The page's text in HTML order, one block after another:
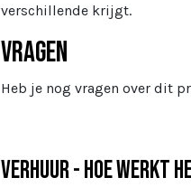
verschillende krijgt.
Vragen
Heb je nog vragen over dit
Verhuur - Hoe werkt